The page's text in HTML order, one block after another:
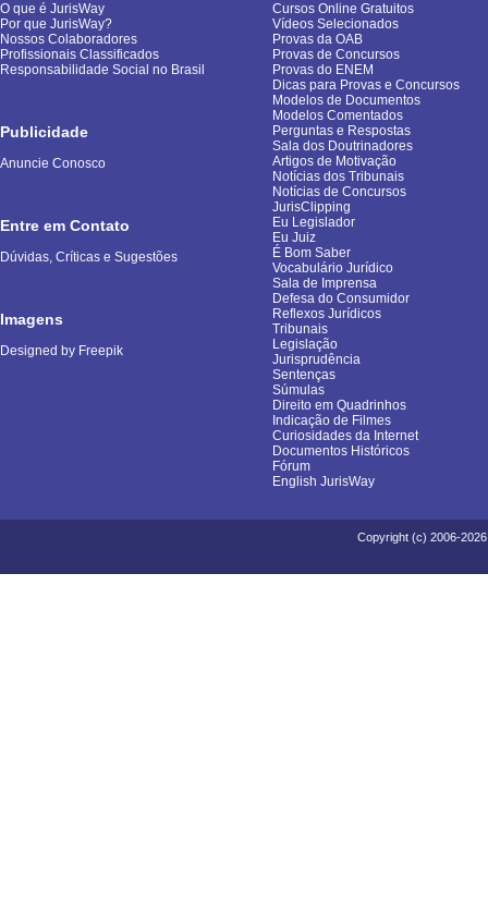
O que é JurisWay
Por que JurisWay?
Nossos Colaboradores
Profissionais Classificados
Responsabilidade Social no Brasil
Publicidade
Anuncie Conosco
Entre em Contato
Dúvidas, Críticas e Sugestões
Imagens
Designed by Freepik
Cursos Online Gratuitos
Vídeos Selecionados
Provas da OAB
Provas de Concursos
Provas do ENEM
Dicas para Provas e Concursos
Modelos de Documentos
Modelos Comentados
Perguntas e Respostas
Sala dos Doutrinadores
Artigos de Motivação
Notícias dos Tribunais
Notícias de Concursos
JurisClipping
Eu Legislador
Eu Juiz
É Bom Saber
Vocabulário Jurídico
Sala de Imprensa
Defesa do Consumidor
Reflexos Jurídicos
Tribunais
Legislação
Jurisprudência
Sentenças
Súmulas
Direito em Quadrinhos
Indicação de Filmes
Curiosidades da Internet
Documentos Históricos
Fórum
English JurisWay
Copyright (c) 2006-